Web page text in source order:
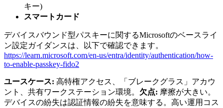
キー)
スマートカード
デバイスバウンド型パスキーに関するMicrosoftのベースライ
ン設定ガイダンスは、以下で確認できます。
https://learn.microsoft.com/en-us/entra/identity/authentication/how-
to-enable-passkey-fido2
ユースケース: 高特権アクセス、「ブレークグラス」アカウ
ント、共有ワークステーション環境。 欠点: 摩擦が大きい。
デバイスの紛失は認証情報の紛失を意味する。高い運用コス